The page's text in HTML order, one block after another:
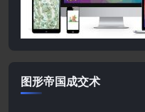
图形帝国成交术